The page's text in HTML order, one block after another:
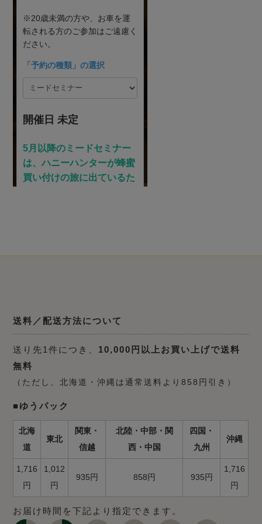
送料／配送方法について
送り先1件につき、 10,000円以上お買い上げで送料
無料
（ただし、北海道・沖縄は通常送料より858円引き）
■ゆうパック
北海
道
東北
関東・
信越
北陸・中部・関
西・中国
四国・
九州
沖縄
1,716
円
1,012
円
935円 858円 935円
1,716
円
お届け時間を下記より指定できます。